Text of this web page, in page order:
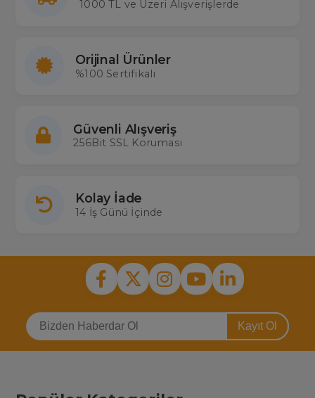
1000 TL ve Üzeri Alışverişlerde
Orijinal Ürünler
%100 Sertifikalı
Güvenli Alışveriş
256Bit SSL Koruması
Kolay İade
14 İş Günü İçinde
Kayıt Ol